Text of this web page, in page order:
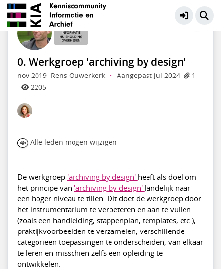
Informatiehuishouding Overheden
0. Werkgroep 'archiving by design'
nov 2019 Rens Ouwerkerk · Aangepast jul 2024
1
2205
Alle leden mogen wijzigen
De werkgroep 'archiving by design' heeft als doel om
het principe van 'archiving by design' landelijk naar
een hoger niveau te tillen. Dit doet de werkgroep door
het instrumentarium te verbeteren en aan te vullen
(zoals een handleiding, stappenplan, templates, etc.),
praktijkvoorbeelden te verzamelen, verschillende
categorieën toepassingen te onderscheiden, van elkaar
te leren en misschien zelfs een opleiding te
ontwikkelen.